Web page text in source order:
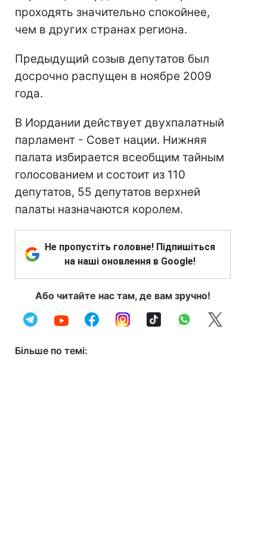
проходять значительно спокойнее,
чем в других странах региона.
Предыдущий созыв депутатов был
досрочно распущен в ноябре 2009
года.
В Иордании действует двухпалатный
парламент - Совет нации. Нижняя
палата избирается всеобщим тайным
голосованием и состоит из 110
депутатов, 55 депутатов верхней
палаты назначаются королем.
Не пропустіть головне! Підпишіться
на наші оновлення в Google!
Або читайте нас там, де вам зручно!
Більше по темі: